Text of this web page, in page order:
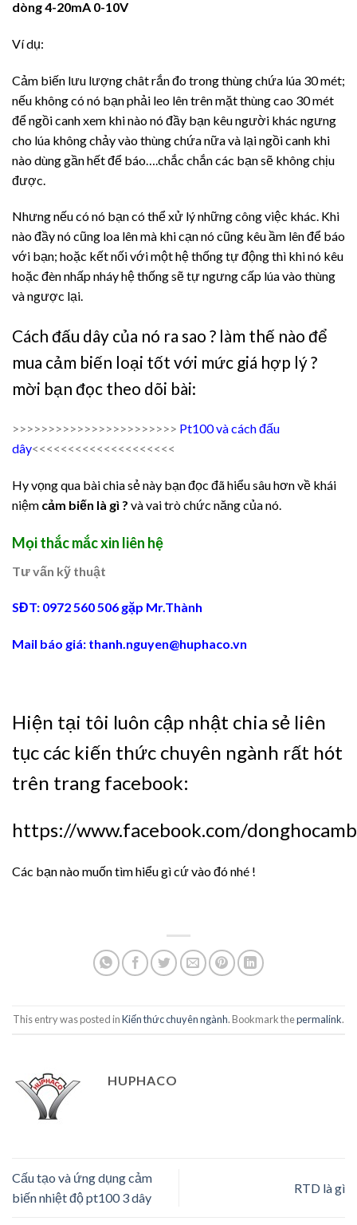
dòng 4-20mA 0-10V
Ví dụ:
Cảm biến lưu lượng chât rắn đo trong thùng chứa lúa 30 mét;
nếu không có nó bạn phải leo lên trên mặt thùng cao 30 mét
để ngồi canh xem khi nào nó đầy bạn kêu người khác ngưng
cho lúa không chảy vào thùng chứa nữa và lại ngồi canh khi
nào dùng gần hết để báo….chắc chắn các bạn sẽ không chịu
được.
Nhưng nếu có nó bạn có thể xử lý những công việc khác. Khi
nào đầy nó cũng loa lên mà khi cạn nó cũng kêu ầm lên để báo
với bạn; hoặc kết nối với một hệ thống tự động thì khi nó kêu
hoặc đèn nhấp nháy hệ thống sẽ tự ngưng cấp lúa vào thùng
và ngược lại.
Cách đấu dây của nó ra sao ? làm thế nào để
mua cảm biến loại tốt với mức giá hợp lý ?
mời bạn đọc theo dõi bài:
>>>>>>>>>>>>>>>>>>>>>>> Pt100 và cách đấu
dây<<<<<<<<<<<<<<<<<<<<
Hy vọng qua bài chia sẻ này bạn đọc đã hiểu sâu hơn về khái
niệm cảm biến là gì ? và vai trò chức năng của nó.
Mọi thắc mắc xin liên hệ
Tư vấn kỹ thuật
SĐT: 0972 560 506 gặp Mr.Thành
Mail báo giá: thanh.nguyen@huphaco.vn
Hiện tại tôi luôn cập nhật chia sẻ liên
tục các kiến thức chuyên ngành rất hót
trên trang facebook:
https://www.facebook.com/
Các bạn nào muốn tìm hiểu gì cứ vào đó nhé !
This entry was posted inKiến thức chuyên ngành. Bookmark thepermalink.
HUPHACO
Cấu tạo và ứng dụng cảm
biến nhiệt độ pt100 3 dây
RTD là gì